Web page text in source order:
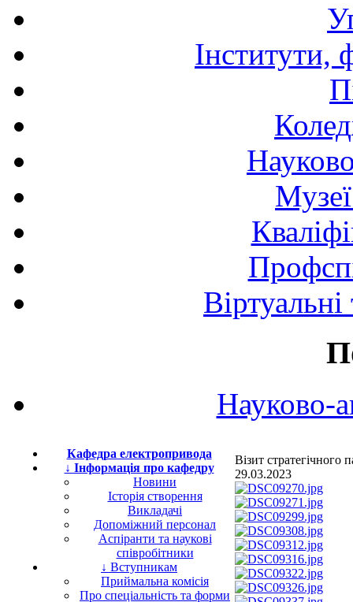
Інститути,
Науково-
Кафедра електропривода
↓ Інформація про кафедру
Новини
Історія створення
Викладачі
Допоміжний персонал
Аспіранти та наукові
співробітники
↓ Вступникам
Приймальна комісія
Про спеціальність та форми
Візит
29.03.2023